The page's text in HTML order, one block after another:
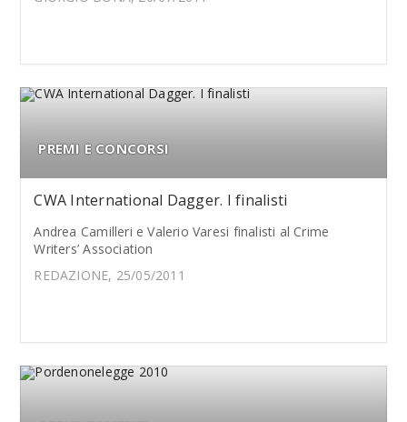
PREMI E CONCORSI
CWA International Dagger. I finalisti
Andrea Camilleri e Valerio Varesi finalisti al Crime
Writers’ Association
REDAZIONE, 25/05/2011